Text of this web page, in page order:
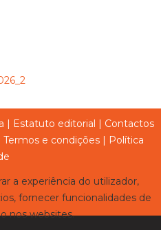
| Estatuto editorial | Contactos
Termos e condições | Política
a experiência do utilizador,
fornecer funcionalidades de
nos websites.